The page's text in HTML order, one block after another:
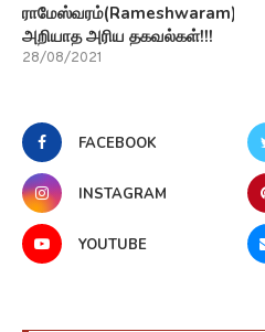
ராமேஸ்வரம்(Rameshwaram)பற்றி
அறியாத அரிய தகவல்கள்!!!
28/08/2021
FACEBOOK
INSTAGRAM
YOUTUBE